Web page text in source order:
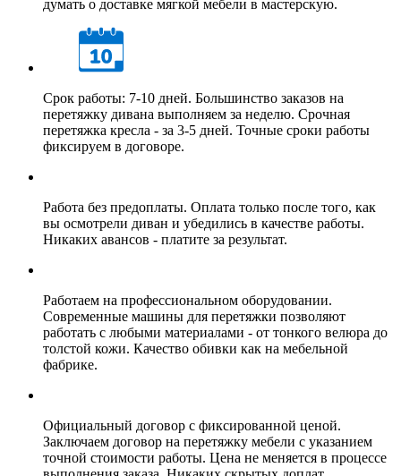
думать о доставке мягкой мебели в мастерскую.
Срок работы: 7-10 дней. Большинство заказов на
перетяжку дивана выполняем за неделю. Срочная
перетяжка кресла - за 3-5 дней. Точные сроки работы
фиксируем в договоре.
Работа без предоплаты. Оплата только после того, как
вы осмотрели диван и убедились в качестве работы.
Никаких авансов - платите за результат.
Работаем на профессиональном оборудовании.
Современные машины для перетяжки позволяют
работать с любыми материалами - от тонкого велюра до
толстой кожи. Качество обивки как на мебельной
фабрике.
Официальный договор с фиксированной ценой.
Заключаем договор на перетяжку мебели с указанием
точной стоимости работы. Цена не меняется в процессе